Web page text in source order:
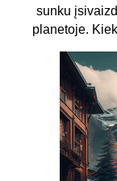
sunku
planetoje.